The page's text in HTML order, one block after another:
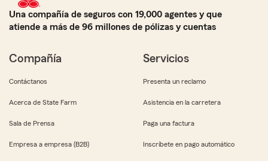
Una compañía de seguros con 19,000 agentes y que
atiende a más de 96 millones de pólizas y cuentas
Compañía
Contáctanos
Acerca de State Farm
Sala de Prensa
Empresa a empresa (B2B)
Servicios
Presenta un reclamo
Asistencia en la carretera
Paga una factura
Inscríbete en pago automático